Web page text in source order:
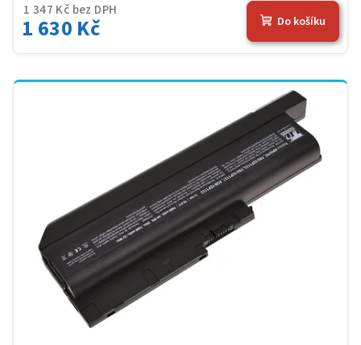
1 347 Kč bez DPH
1 630 Kč Do košíku